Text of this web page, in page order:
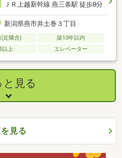
ＪＲ上越新幹線 燕三条駅 徒歩8分
新潟県燕市井土巻３丁目
近隣含)
築10年以内
以上 エレベーター
と見る
見る